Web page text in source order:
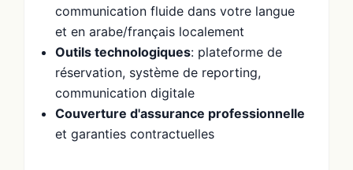
communication fluide dans votre langue
et en arabe/français localement
Outils technologiques: plateforme de
réservation, système de reporting,
communication digitale
Couverture d'assurance professionnelle
et garanties contractuelles